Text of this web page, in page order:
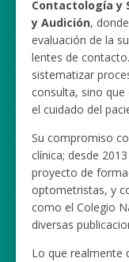
Contactología y
y Audición,
evaluación de la
lentes de
sistematizar
consulta, sino que
el cuidado del
Su compromiso
clínica; desde
proyecto de
optometristas, y
como el Colegio
diversas
Lo que realmente